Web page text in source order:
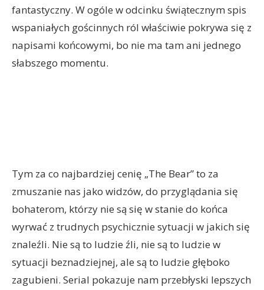
fantastyczny. W ogóle w odcinku świątecznym spis
wspaniałych gościnnych ról właściwie pokrywa się z
napisami końcowymi, bo nie ma tam ani jednego
słabszego momentu.
Tym za co najbardziej cenię „The Bear” to za
zmuszanie nas jako widzów, do przyglądania się
bohaterom, którzy nie są się w stanie do końca
wyrwać z trudnych psychicznie sytuacji w jakich się
znaleźli. Nie są to ludzie źli, nie są to ludzie w
sytuacji beznadziejnej, ale są to ludzie głęboko
zagubieni. Serial pokazuje nam przebłyski lepszych